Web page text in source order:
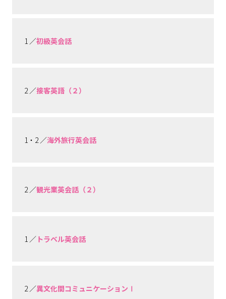
1 ／初級英会話
2 ／接客英語（２）
1・2 ／海外旅行英会話
2 ／観光業英会話（２）
1 ／ トラベル英会話
2 ／異文化間コミュニケーションⅠ